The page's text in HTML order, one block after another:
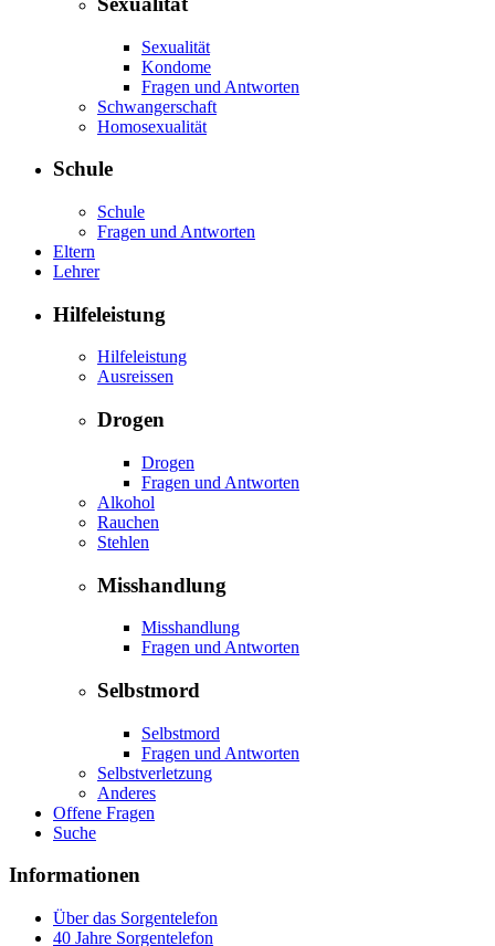
Sexualität
Kondome
Fragen und Antworten
Schwangerschaft
Homosexualität
Schule
Schule
Fragen und Antworten
Eltern
Lehrer
Hilfeleistung
Hilfeleistung
Ausreissen
Drogen
Drogen
Fragen und Antworten
Alkohol
Rauchen
Stehlen
Misshandlung
Misshandlung
Fragen und Antworten
Selbstmord
Selbstmord
Fragen und Antworten
Selbstverletzung
Anderes
Offene Fragen
Suche
Informationen
Über das Sorgentelefon
40 Jahre Sorgentelefon